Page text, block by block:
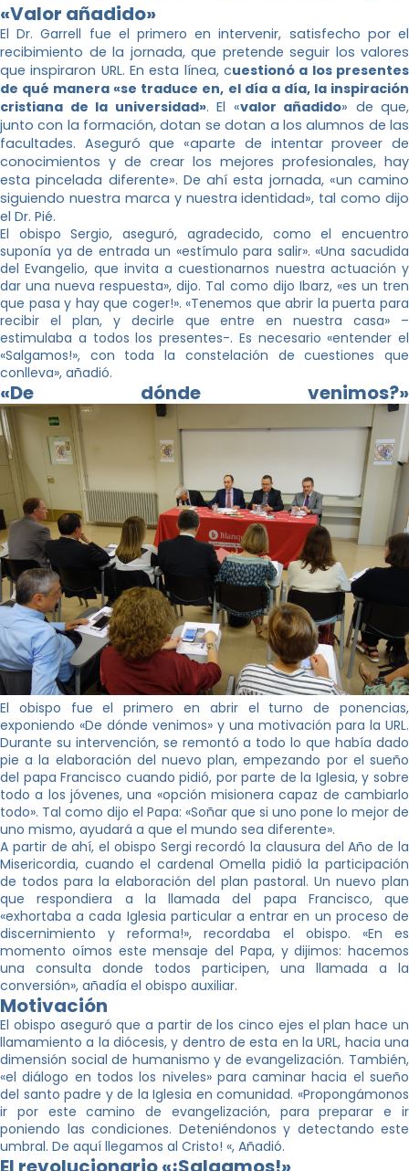
«Valor añadido»
El Dr. Garrell fue el primero en intervenir, satisfecho por el
recibimiento de la jornada, que pretende seguir los valores
que inspiraron URL. En esta línea, cuestionó a los presentes
de qué manera «se traduce en, el día a día, la inspiración
cristiana de la universidad». El «valor añadido» de que,
junto con la formación, dotan se dotan a los alumnos de las
facultades. Aseguró que «aparte de intentar proveer de
conocimientos y de crear los mejores profesionales, hay
esta pincelada diferente». De ahí esta jornada, «un camino
siguiendo nuestra marca y nuestra identidad», tal como dijo
el Dr. Pié.
El obispo Sergio, aseguró, agradecido, como el encuentro
suponía ya de entrada un «estímulo para salir». «Una sacudida
del Evangelio, que invita a cuestionarnos nuestra actuación y
dar una nueva respuesta», dijo. Tal como dijo Ibarz, «es un tren
que pasa y hay que coger!». «Tenemos que abrir la puerta para
recibir el plan, y decirle que entre en nuestra casa» –
estimulaba a todos los presentes-. Es necesario «entender el
«Salgamos!», con toda la constelación de cuestiones que
conlleva», añadió.
«De dónde venimos?»
El obispo fue el primero en abrir el turno de ponencias,
exponiendo «De dónde venimos» y una motivación para la URL.
Durante su intervención, se remontó a todo lo que había dado
pie a la elaboración del nuevo plan, empezando por el sueño
del papa Francisco cuando pidió, por parte de la Iglesia, y sobre
todo a los jóvenes, una «opción misionera capaz de cambiarlo
todo». Tal como dijo el Papa: «Soñar que si uno pone lo mejor de
uno mismo, ayudará a que el mundo sea diferente».
A partir de ahí, el obispo Sergi recordó la clausura del Año de la
Misericordia, cuando el cardenal Omella pidió la participación
de todos para la elaboración del plan pastoral. Un nuevo plan
que respondiera a la llamada del papa Francisco, que
«exhortaba a cada Iglesia particular a entrar en un proceso de
discernimiento y reforma!», recordaba el obispo. «En es
momento oímos este mensaje del Papa, y dijimos: hacemos
una consulta donde todos participen, una llamada a la
conversión», añadía el obispo auxiliar.
Motivación
El obispo aseguró que a partir de los cinco ejes el plan hace un
llamamiento a la diócesis, y dentro de esta en la URL, hacia una
dimensión social de humanismo y de evangelización. También,
«el diálogo en todos los niveles» para caminar hacia el sueño
del santo padre y de la Iglesia en comunidad. «Propongámonos
ir por este camino de evangelización, para preparar e ir
poniendo las condiciones. Deteniéndonos y detectando este
umbral. De aquí llegamos al Cristo! «, Añadió.